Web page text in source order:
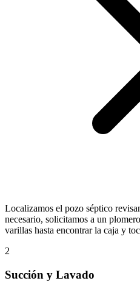
Localizamos el pozo séptico
necesario, solicitamos a un
varillas hasta encontrar la caja y
2
Succión y Lavado